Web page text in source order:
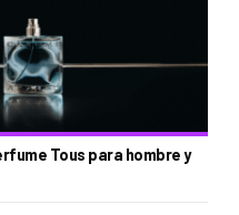
Tous para hombre y